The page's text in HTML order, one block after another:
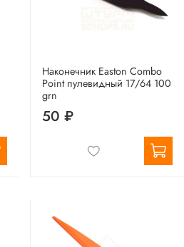
Наконечник Easton Combo
Point пулевидный 17/64 100
grn
50 ₽